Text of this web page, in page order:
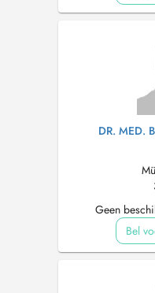
DR. MED.
Geen
Bel